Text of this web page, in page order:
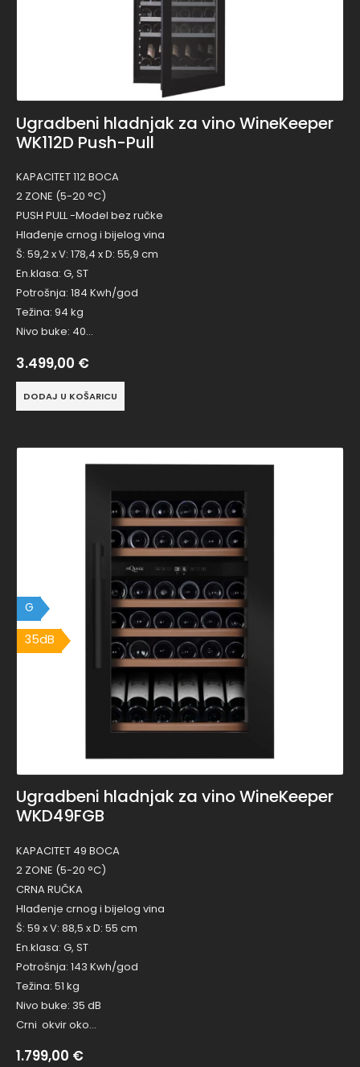
Ugradbeni hladnjak za vino WineKeeper
WK112D Push-Pull
KAPACITET 112 BOCA
2 ZONE (5-20 °C)
PUSH PULL -Model bez ručke
Hlađenje crnog i bijelog vina
Š: 59,2 x V: 178,4 x D: 55,9 cm
En.klasa: G, ST
Potrošnja: 184 Kwh/god
Težina: 94 kg
Nivo buke: 40…
3.499,00 €
DODAJ U KOŠARICU
G
35dB
Ugradbeni hladnjak za vino WineKeeper
WKD49FGB
KAPACITET 49 BOCA
2 ZONE (5-20 °C)
CRNA RUČKA
Hlađenje crnog i bijelog vina
Š: 59 x V: 88,5 x D: 55 cm
En.klasa: G, ST
Potrošnja: 143 Kwh/god
Težina: 51 kg
Nivo buke: 35 dB
Crni okvir oko…
1.799,00 €